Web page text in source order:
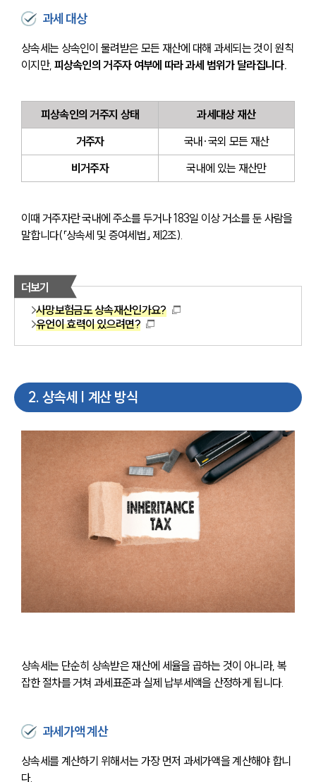
과세 대상
상속세는 상속인이 물려받은 모든 재산에 대해 과세되는 것이 원칙
이지만, 피상속인의 거주자 여부에 따라 과세 범위가 달라집니다.
피상속인의 거주지 상태
과세대상 재산
거주자
국내·국외 모든 재산
비거주자
국내에 있는 재산만
이때 거주자란 국내에 주소를 두거나 183일 이상 거소를 둔 사람을
말합니다(「상속세 및 증여세법」 제2조).
더보기
사망보험금도 상속재산인가요?
유언이 효력이 있으려면?
2. 상속세 | 계산 방식
상속세는 단순히 상속받은 재산에 세율을 곱하는 것이 아니라, 복
잡한 절차를 거쳐 과세표준과 실제 납부세액을 산정하게 됩니다.
과세가액 계산
상속세를 계산하기 위해서는 가장 먼저 과세가액을 계산해야 합니
다.